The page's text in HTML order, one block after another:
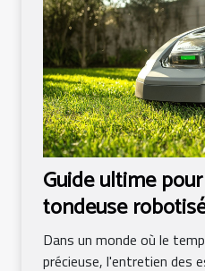
Guide ultime
tondeuse
Dans un monde où le
précieuse, l'entretien des